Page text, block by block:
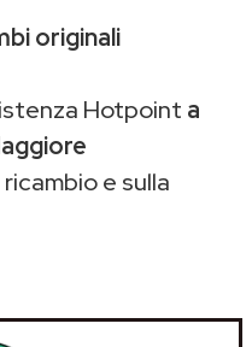
originali
Hotpoint a
e sulla